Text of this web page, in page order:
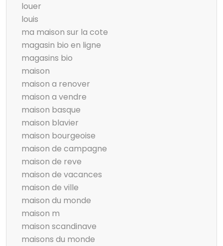
louer
louis
ma maison sur la cote
magasin bio en ligne
magasins bio
maison
maison a renover
maison a vendre
maison basque
maison blavier
maison bourgeoise
maison de campagne
maison de reve
maison de vacances
maison de ville
maison du monde
maison m
maison scandinave
maisons du monde